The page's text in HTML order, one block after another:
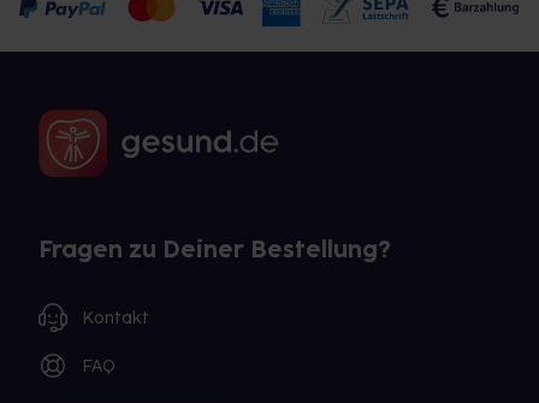
Fragen zu Deiner Bestellung?
Kontakt
FAQ